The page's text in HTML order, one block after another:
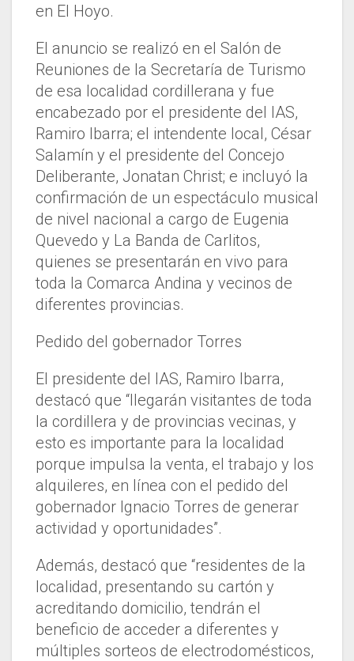
en El Hoyo.
El anuncio se realizó en el Salón de
Reuniones de la Secretaría de Turismo
de esa localidad cordillerana y fue
encabezado por el presidente del IAS,
Ramiro Ibarra; el intendente local, César
Salamín y el presidente del Concejo
Deliberante, Jonatan Christ; e incluyó la
confirmación de un espectáculo musical
de nivel nacional a cargo de Eugenia
Quevedo y La Banda de Carlitos,
quienes se presentarán en vivo para
toda la Comarca Andina y vecinos de
diferentes provincias.
Pedido del gobernador Torres
El presidente del IAS, Ramiro Ibarra,
destacó que “llegarán visitantes de toda
la cordillera y de provincias vecinas, y
esto es importante para la localidad
porque impulsa la venta, el trabajo y los
alquileres, en línea con el pedido del
gobernador Ignacio Torres de generar
actividad y oportunidades”.
Además, destacó que “residentes de la
localidad, presentando su cartón y
acreditando domicilio, tendrán el
beneficio de acceder a diferentes y
múltiples sorteos de electrodomésticos,